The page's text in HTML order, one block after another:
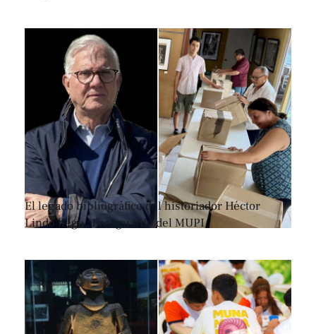
El legado bibliográfico del historiador Héctor
Lindo llega al resguardo del MUPI